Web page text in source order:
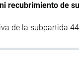
recubrimiento de
de la subpartida